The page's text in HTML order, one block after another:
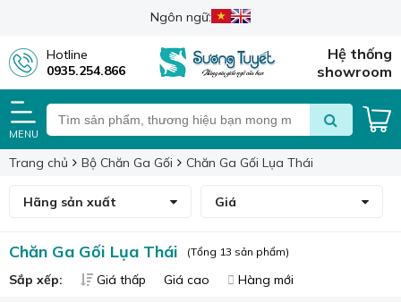
Ngôn ngữ:
Hotline
0935.254.866
Hệ thống
showroom
MENU
Trang chủ Bộ Chăn Ga Gối Chăn Ga Gối Lụa Thái
Hãng sản xuất Giá
Chăn Ga Gối Lụa Thái (Tổng 13 sản phẩm)
Sắp xếp: Giá thấp Giá cao Hàng mới